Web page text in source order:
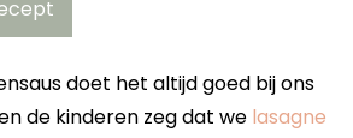
doet het altijd goed bij ons
de kinderen zeg dat we lasagne